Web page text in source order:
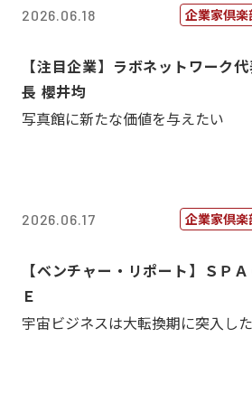
2026.06.18 企業家倶
【注目企業】ラボネットワーク
長 櫻井均
写真館に新たな価値を与えたい
2026.06.17 企業家倶
【ベンチャー・リポート】ＳＰ
Ｅ
宇宙ビジネスは大転換期に突入した